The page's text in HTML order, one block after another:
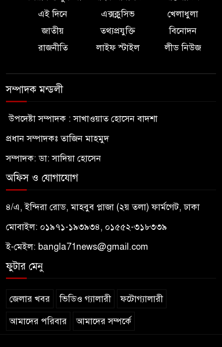
এই দিনে
এক্সক্লুসিভ
খেলাধুলা
জাতীয়
তথ্যপ্রযুক্তি
বিনোদন
রাজনীতি
লাইফ স্টাইল লীড নিউজ
সম্পাদক মন্ডলী
উপদেষ্টা সম্পাদক : সাখাওয়াত হোসেন বাদশা
প্রধান সম্পাদকঃ তাজিন মাহমুদ
সম্পাদক: ডা: সাদিয়া হোসেন
অফিস ও যোগাযোগ
৪/এ, ইন্দিরা রোড, মাহবুব প্লাজা (২য় তলা) ফার্মগেট, ঢাকা
মোবাইল: ০১৯৭১-১৯৩৯৩৪, ০১৫৫২-৩১৮৩৩৯
ই-মেইল: bangla71news@gmail.com
ফুটার মেনু
জেলার খবর ভিডিও গ্যালারী ফটোগ্যালারী
আমাদের পরিবার আমাদের সম্পর্কে